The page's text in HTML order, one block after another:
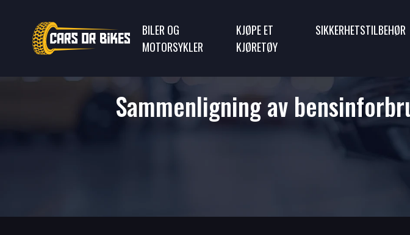
BILER OG
MOTORSYKLER
KJØPE ET
KJØRETØY
SIKKERHETSTILBEHØR
Sammenligning av